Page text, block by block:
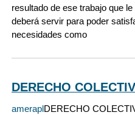
resultado de ese trabajo que
deberá servir para poder
necesidades como
DERECHO
amerapl DERECHO